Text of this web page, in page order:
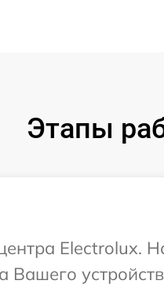
Этапы
Вашего